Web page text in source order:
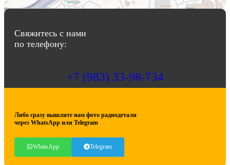
Свяжитесь с нами
по телефону:
+7 (983) 33-98-734
Либо сразу вышлите нам фото радиодетали
через WhatsApp или Telegram
WhatsApp Telegram